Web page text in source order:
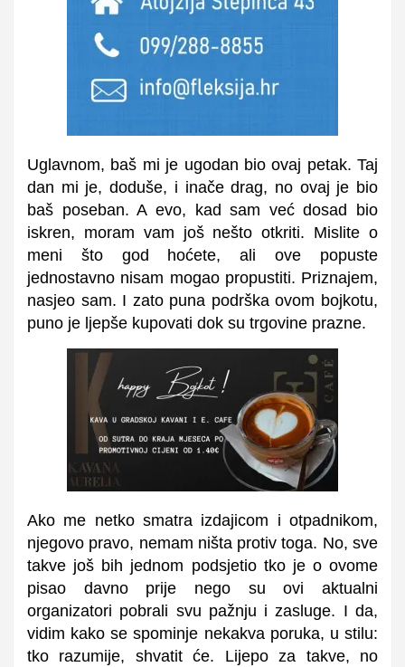
Uglavnom, baš mi je ugodan bio ovaj petak. Taj
dan mi je, doduše, i inače drag, no ovaj je bio
baš poseban. A evo, kad sam već dosad bio
iskren, moram vam još nešto otkriti. Mislite o
meni što god hoćete, ali ove popuste
jednostavno nisam mogao propustiti. Priznajem,
nasjeo sam. I zato puna podrška ovom bojkotu,
puno je ljepše kupovati dok su trgovine prazne.
Ako me netko smatra izdajicom i otpadnikom,
njegovo pravo, nemam ništa protiv toga. No, sve
takve još bih jednom podsjetio tko je o ovome
pisao davno prije nego su ovi aktualni
organizatori pobrali svu pažnju i zasluge. I da,
vidim kako se spominje nekakva poruka, u stilu:
tko razumije, shvatit će. Lijepo za takve, no